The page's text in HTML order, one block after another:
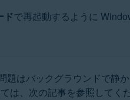
ドで再起動するように
はバックグラウンドで静
は、次の記事を参照してくだ